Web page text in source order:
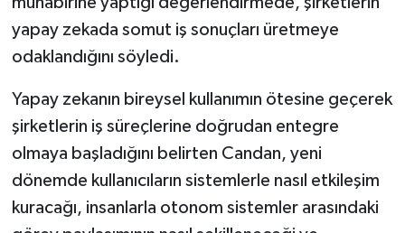
yapay zekada somut iş sonuçları üretmeye
odaklandığını söyledi.
Yapay zekanın bireysel kullanımın ötesine geçerek
şirketlerin iş süreçlerine doğrudan entegre
olmaya başladığını belirten Candan, yeni
dönemde kullanıcıların sistemlerle nasıl etkileşim
kuracağı, insanlarla otonom sistemler arasındaki